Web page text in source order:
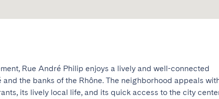
Rue André Philip enjoys a lively and well-connected
the banks of the Rhône. The neighborhood appeals
its lively local life, and its quick access to the city